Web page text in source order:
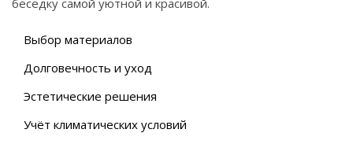
беседку самой уютной и красивой.
Выбор материалов
Долговечность и уход
Эстетические решения
Учёт климатических условий